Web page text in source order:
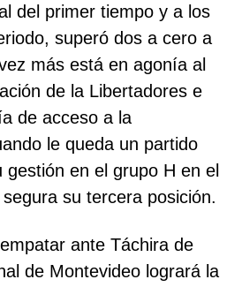
del primer tiempo y a los
superó dos a cero a
más está en agonía al
de la Libertadores e
de acceso a la
le queda un partido
en el grupo H en el
su tercera posición.
ante Táchira de
de Montevideo logrará la